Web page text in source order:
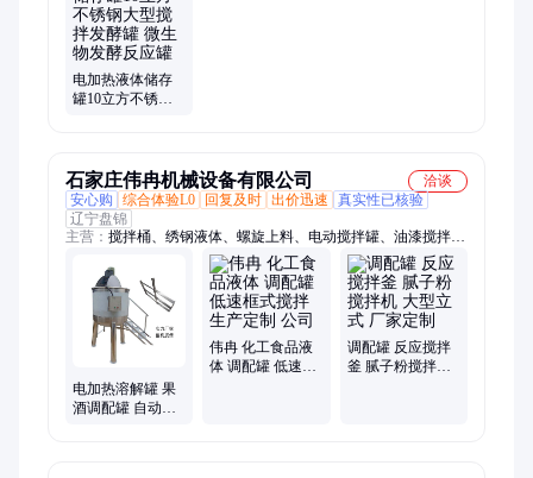
电加热液体储存
罐10立方不锈钢
石家庄伟冉机械设备有限公司
洽谈
安心购
综合体验L0 回复及时 出价迅速
真实性已核验
辽宁盘锦
主营： 搅拌桶、绣钢液体、螺旋上料、电动搅拌罐、油漆搅拌
罐、锥底搅拌罐、绣钢搅拌罐、立式干粉、绣钢输送机、加热搅
拌机、加热反应釜、定制搅拌机、混合搅拌机、液体搅拌桶、调
速搅拌桶、调速搅拌机、调速混合桶、菌种发酵罐、电动搅拌
桶、加热乳化罐、圆管上料机、不锈钢液体、饲料加料机、多功
能搅拌、不锈钢储罐
电加热溶解罐 果
酒调配罐 自动控
伟冉 化工食品液
体 调配罐 低速框
调配罐 反应搅拌
釜 腻子粉搅拌机